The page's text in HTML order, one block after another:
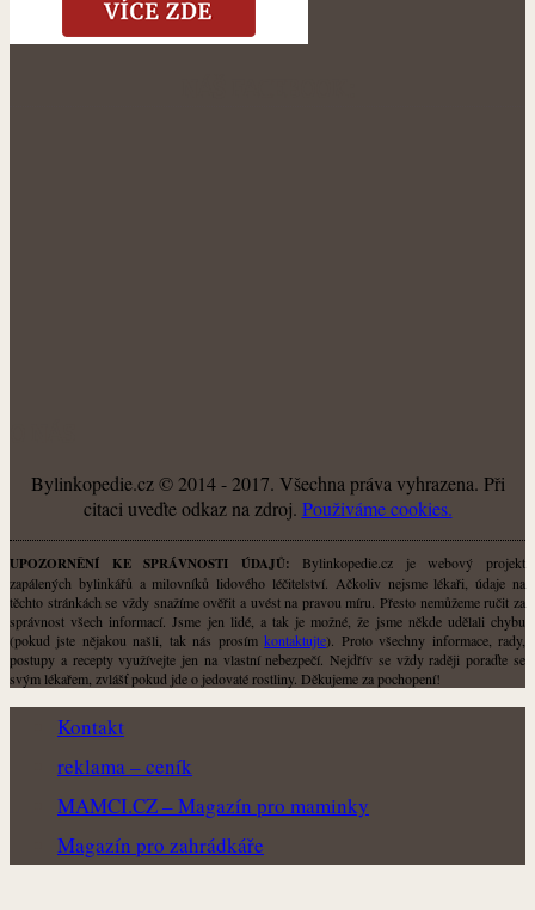
Bylinkopedie.cz © 2014 - 2017. Všechna práva vyhrazena. Při
citaci uveďte odkaz na zdroj. Použiváme cookies.
UPOZORNĚNÍ KE SPRÁVNOSTI ÚDAJŮ: Bylinkopedie.cz je webový projekt
zapálených bylinkářů a milovníků lidového léčitelství. Ačkoliv nejsme lékaři, údaje na
těchto stránkách se vždy snažíme ověřit a uvést na pravou míru. Přesto nemůžeme ručit za
správnost všech informací. Jsme jen lidé, a tak je možné, že jsme někde udělali chybu
(pokud jste nějakou našli, tak nás prosímkontaktujte). Proto všechny informace, rady,
postupy a recepty využívejte jen na vlastní nebezpečí. Nejdřív se vždy raději poraďte se
svým lékařem, zvlášť pokud jde o jedovaté rostliny. Děkujeme za pochopení!
Kontakt
reklama – ceník
MAMCI.CZ – Magazín pro maminky
Magazín pro zahrádkáře